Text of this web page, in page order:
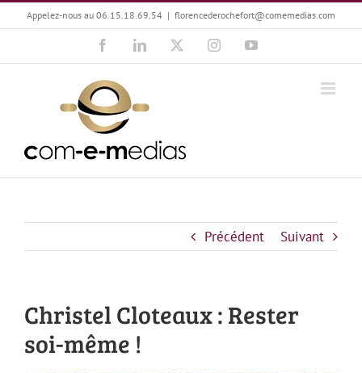
Passer
au
Appelez-nous au 06.15.18.69.54 | florencederochefort@comemedias.com
FacebookLinkedIn InstagramYouTube
Précédent Suivant
Christel Cloteaux : Rester
soi-même !